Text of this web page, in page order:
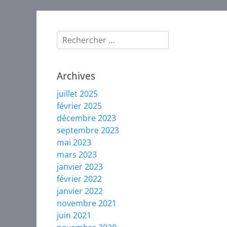
de
Rechercher :
Archives
juillet 2025
février 2025
décembre 2023
septembre 2023
mai 2023
mars 2023
janvier 2023
février 2022
janvier 2022
novembre 2021
juin 2021